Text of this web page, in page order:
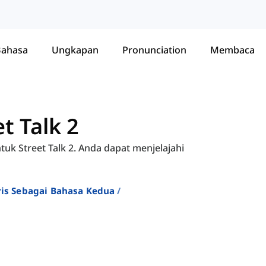
Ungkapan Pronunciation Membaca
Talk 2
Street Talk 2. Anda dapat menjelajahi
Sebagai Bahasa Kedua